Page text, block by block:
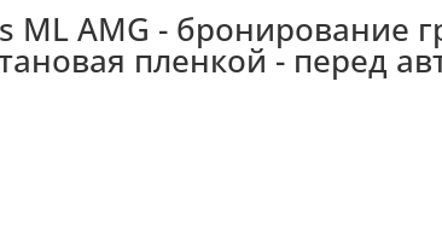
ML AMG - бронирование
пленкой - перед